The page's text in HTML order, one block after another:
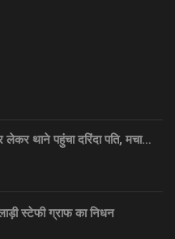
लेकर थाने पहुंचा दरिंदा पति, मचा…
स्टेफी ग्राफ का निधन